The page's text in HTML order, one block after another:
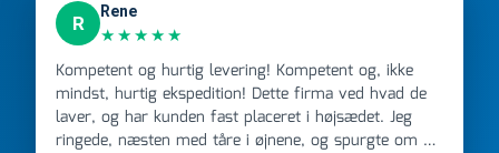
R
Rene
★★★★★
Kompetent og hurtig levering! Kompetent og, ikke
mindst, hurtig ekspedition! Dette firma ved hvad de
laver, og har kunden fast placeret i højsædet. Jeg
ringede, næsten med tåre i øjnene, og spurgte om de